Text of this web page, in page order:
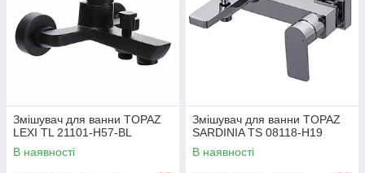
Змішувач для ванни TOPAZ
LEXI TL 21101-H57-BL
В наявності
Змішувач для ванни TOPAZ
SARDINIA TS 08118-H19
В наявності